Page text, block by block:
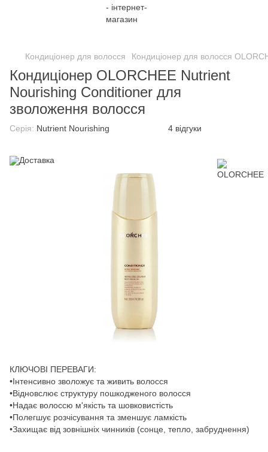
Кондиціонер для волосся Кондиціонер для волосся
Кондиціонер OLORCHEE Nutrient
Nourishing Conditioner для
зволоження волосся
Серія: Nutrient Nourishing 4 відгуки
КЛЮЧОВІ ПЕРЕВАГИ:
•Інтенсивно зволожує та живить волосся
•Відновслює структуру пошкодженого волосся
•Надає волоссю м'якість та шовковистість
•Полегшує розчісування та зменшує ламкість
•Захищає від зовнішніх чинників (сонце, тепло, забруднення)